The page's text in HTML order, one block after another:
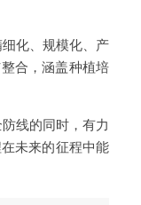
化、规模化、产
合，涵盖种植培
线的同时，有力
未来的征程中能